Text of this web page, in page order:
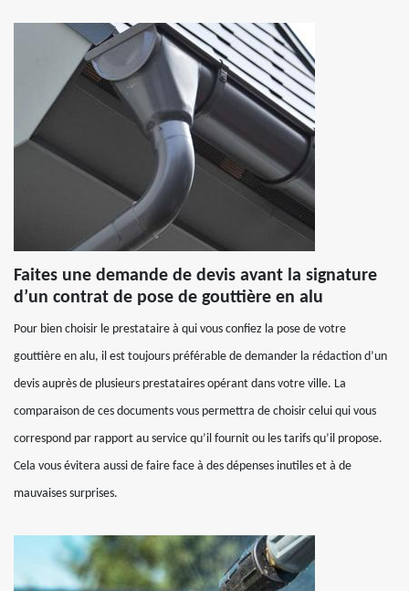
Faites une demande de devis avant la signature
d’un contrat de pose de gouttière en alu
Pour bien choisir le prestataire à qui vous confiez la pose de votre
gouttière en alu, il est toujours préférable de demander la rédaction d’un
devis auprès de plusieurs prestataires opérant dans votre ville. La
comparaison de ces documents vous permettra de choisir celui qui vous
correspond par rapport au service qu’il fournit ou les tarifs qu’il propose.
Cela vous évitera aussi de faire face à des dépenses inutiles et à de
mauvaises surprises.